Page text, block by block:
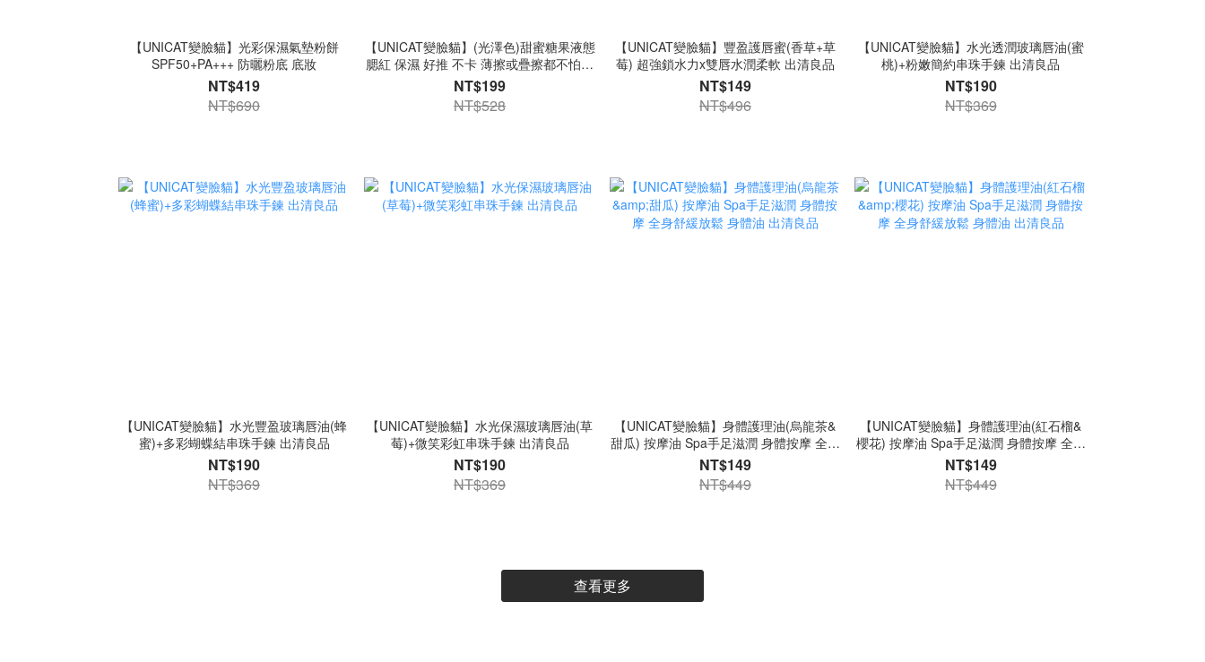
【UNICAT變臉貓】光彩保濕氣墊粉餅
SPF50+PA+++ 防曬粉底 底妝
NT$419
NT$690
【UNICAT變臉貓】(光澤色)甜蜜糖果液態
腮紅 保濕 好推 不卡 薄擦或疊擦都不怕和
底妝打架 出清良品
NT$199
NT$528
【UNICAT變臉貓】豐盈護唇蜜(香草+草
莓) 超強鎖水力x雙唇水潤柔軟 出清良品
NT$149
NT$496
【UNICAT變臉貓】水光透潤玻璃唇油(蜜
桃)+粉嫩簡約串珠手鍊 出清良品
NT$190
NT$369
【UNICAT變臉貓】水光豐盈玻璃唇油(蜂
蜜)+多彩蝴蝶結串珠手鍊 出清良品
NT$190
NT$369
【UNICAT變臉貓】水光保濕玻璃唇油(草
莓)+微笑彩虹串珠手鍊 出清良品
NT$190
NT$369
【UNICAT變臉貓】身體護理油(烏龍茶&
甜瓜) 按摩油 Spa手足滋潤 身體按摩 全身
舒緩放鬆 身體油 出清良品
NT$149
NT$449
【UNICAT變臉貓】身體護理油(紅石榴&
櫻花) 按摩油 Spa手足滋潤 身體按摩 全身
舒緩放鬆 身體油 出清良品
NT$149
NT$449
查看更多